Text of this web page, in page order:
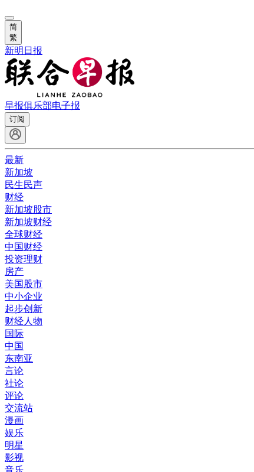
简
繁
新明日报
早报俱乐部电子报
订阅
最新
新加坡
民生民声
财经
新加坡股市
新加坡财经
全球财经
中国财经
投资理财
房产
美国股市
中小企业
起步创新
财经人物
国际
中国
东南亚
言论
社论
评论
交流站
漫画
娱乐
明星
影视
音乐